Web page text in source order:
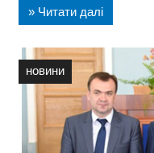
» Читати далі
новини